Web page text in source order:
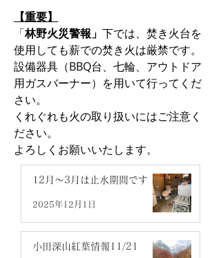
【重要】
「林野火災警報」 下では、 焚き火台を
使用しても薪での焚き火は厳禁です。
設備器具（BBQ台、七輪、アウトドア
用ガスバーナー）を用いて行ってくだ
さい。​​
くれぐれも火の取り扱いにはご注意く
ださい。
よろしくお願いいたします。
12月～3月は止水期間です
2025年12月1日
小田深山紅葉情報11/21